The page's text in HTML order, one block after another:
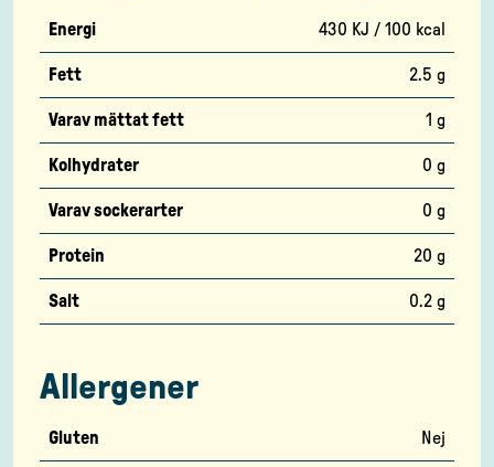
Energi 430 KJ / 100 kcal
Fett 2.5 g
Varav mättat fett 1 g
Kolhydrater 0 g
Varav sockerarter 0 g
Protein 20 g
Salt 0.2 g
Allergener
Gluten Nej